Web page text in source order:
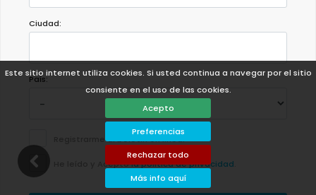
Este sitio internet utiliza cookies. Si usted continua a navegar por el sitio
consiente en el uso de las cookies.
Acepto
Preferencias
Rechazar todo
Más info aquí
Ciudad:
País:
Registrarme al boletín en línea.
He leído y Aceptola politica de privacidad